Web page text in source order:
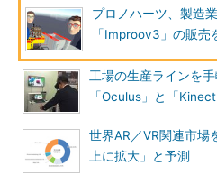
プロノハーツ、製造
「Improov3」の販売
工場の生産ラインを
「Oculus」と「
世界AR／VR関連市場
上に拡大」と予測